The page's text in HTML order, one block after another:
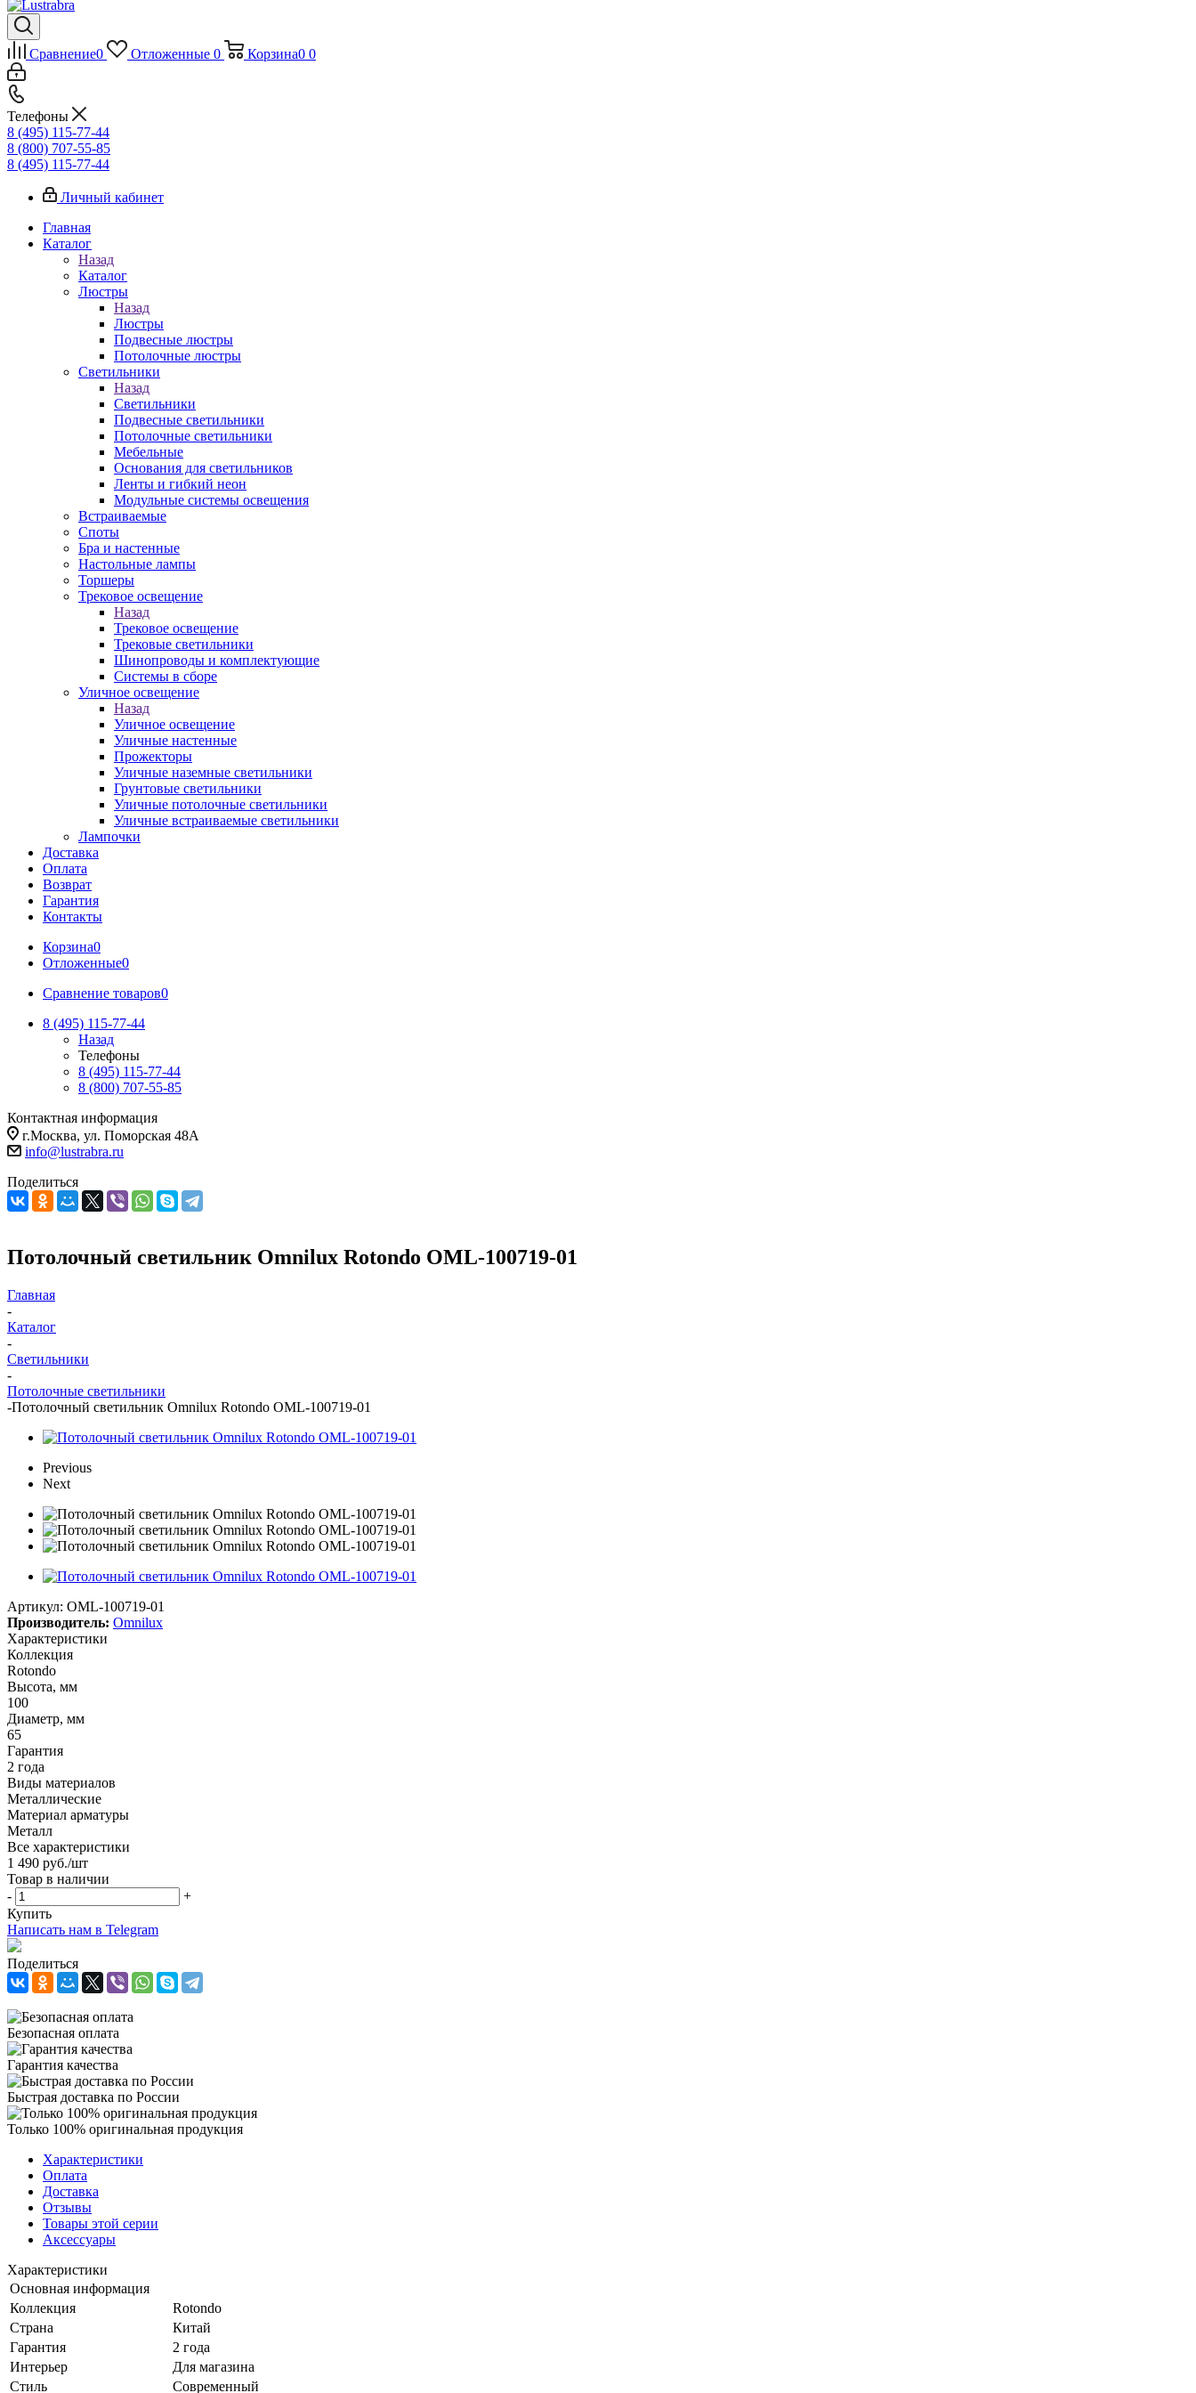
Сравнение0 Отложенные 0 Корзина0 0
Телефоны
8 (495) 115-77-44
8 (800) 707-55-85
8 (495) 115-77-44
Личный кабинет
Главная
Каталог
Назад
Каталог
Люстры
Назад
Люстры
Подвесные люстры
Потолочные люстры
Светильники
Назад
Светильники
Подвесные светильники
Потолочные светильники
Мебельные
Основания для светильников
Ленты и гибкий неон
Модульные системы освещения
Встраиваемые
Споты
Бра и настенные
Настольные лампы
Торшеры
Трековое освещение
Назад
Трековое освещение
Трековые светильники
Шинопроводы и комплектующие
Системы в сборе
Уличное освещение
Назад
Уличное освещение
Уличные настенные
Прожекторы
Уличные наземные светильники
Грунтовые светильники
Уличные потолочные светильники
Уличные встраиваемые светильники
Лампочки
Доставка
Оплата
Возврат
Гарантия
Контакты
Корзина0
Отложенные0
Сравнение товаров0
8 (495) 115-77-44
Назад
Телефоны
8 (495) 115-77-44
8 (800) 707-55-85
Контактная информация
г.Москва, ул. Поморская 48А
info@lustrabra.ru
Поделиться
Потолочный светильник Omnilux Rotondo OML-100719-01
Главная
-
Каталог
-
Светильники
-
Потолочные светильники
-Потолочный светильник Omnilux Rotondo OML-100719-01
Previous
Next
Артикул: OML-100719-01
Производитель: Omnilux
Характеристики
Коллекция
Rotondo
Высота, мм
100
Диаметр, мм
65
Гарантия
2 года
Виды материалов
Металлические
Материал арматуры
Металл
Все характеристики
1 490 руб./шт
Товар в наличии
-
+
Купить
Написать нам в Telegram
Поделиться
Безопасная оплата
Гарантия качества
Быстрая доставка по России
Только 100% оригинальная продукция
Характеристики
Оплата
Доставка
Отзывы
Товары этой серии
Аксессуары
Характеристики
Основная информация
Коллекция
Rotondo
Страна
Китай
Гарантия
2 года
Интерьер
Для магазина
Стиль
Современный